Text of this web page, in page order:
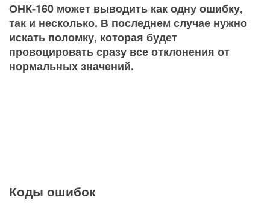
ОНК-160 может выводить как одну ошибку,
так и несколько. В последнем случае нужно
искать поломку, которая будет
провоцировать сразу все отклонения от
нормальных значений.
Коды ошибок